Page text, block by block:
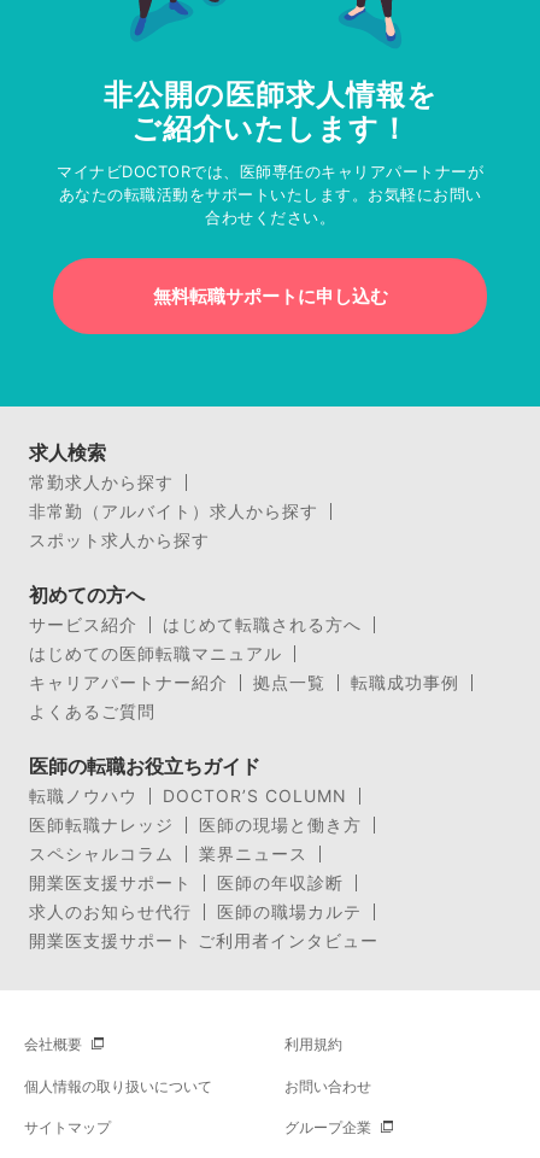
非公開の医師求人情報を
ご紹介いたします！
マイナビDOCTORでは、医師専任のキャリアパートナーが
あなたの転職活動をサポートいたします。お気軽にお問い
合わせください。
無料転職サポートに申し込む
求人検索
常勤求人から探す
非常勤（アルバイト）求人から探す
スポット求人から探す
初めての方へ
サービス紹介
はじめて転職される方へ
はじめての医師転職マニュアル
キャリアパートナー紹介
拠点一覧
転職成功事例
よくあるご質問
医師の転職お役立ちガイド
転職ノウハウ
DOCTOR’S COLUMN
医師転職ナレッジ
医師の現場と働き方
スペシャルコラム
業界ニュース
開業医支援サポート
医師の年収診断
求人のお知らせ代行
医師の職場カルテ
開業医支援サポート ご利用者インタビュー
会社概要 利用規約
個人情報の取り扱いについて お問い合わせ
サイトマップ グループ企業